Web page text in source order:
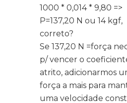
1000 * 0,014 * 9,80 =>
P=137,20 N ou 14 kgf,
correto?
Se 137,20 N =força
p/ vencer o
atrito, adicionarmos
força a mais para
uma velocidade